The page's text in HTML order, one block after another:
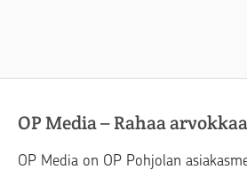
OP Media – Rahaa
OP Media on OP Pohjolan